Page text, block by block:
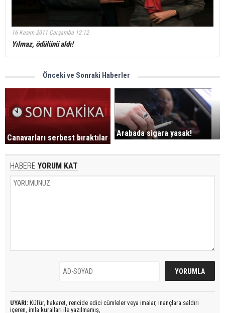
16 Kasım 2011 Çarşamba 12:12
Yılmaz, ödülünü aldı!
Önceki ve Sonraki Haberler
Canavarları serbest bıraktılar Arabada sigara yasak!
HABERE YORUM KAT
UYARI: Küfür, hakaret, rencide edici cümleler veya imalar, inançlara saldırı
içeren, imla kuralları ile yazılmamış,